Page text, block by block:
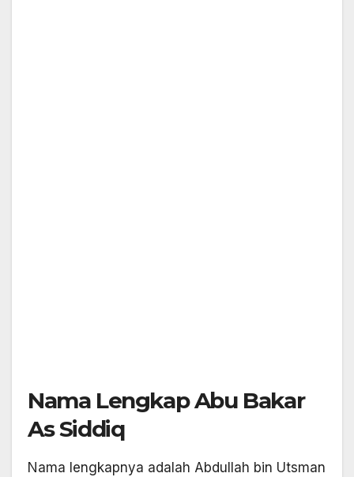
Nama Lengkap Abu Bakar
As Siddiq
Nama lengkapnya adalah Abdullah bin Utsman